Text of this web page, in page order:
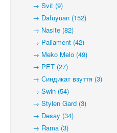
→ Svit (9)
→ Dafuyuan (152)
→ Nasite (82)
→ Paliament (42)
→ Meko Melo (49)
→ PET (27)
→ Синдикат взуття (3)
→ Swin (54)
→ Stylen Gard (3)
→ Desay (34)
→ Rama (3)